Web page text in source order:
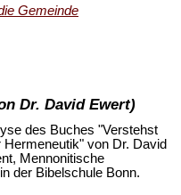
Gemeinde
Dr. David Ewert)
des Buches "Verstehst
von Dr. David
Mennonitische
der Bibelschule Bonn.